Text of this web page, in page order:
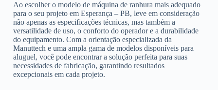
Ao escolher o modelo de máquina de ranhura mais adequado
para o seu projeto em Esperança – PB, leve em consideração
não apenas as especificações técnicas, mas também a
versatilidade de uso, o conforto do operador e a durabilidade
do equipamento. Com a orientação especializada da
Manuttech e uma ampla gama de modelos disponíveis para
aluguel, você pode encontrar a solução perfeita para suas
necessidades de fabricação, garantindo resultados
excepcionais em cada projeto.